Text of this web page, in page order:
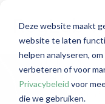
Deze website maakt
website te laten
helpen analyseren,
verbeteren of voor
Privacybeleid voor
die we gebruiken.
RegLab